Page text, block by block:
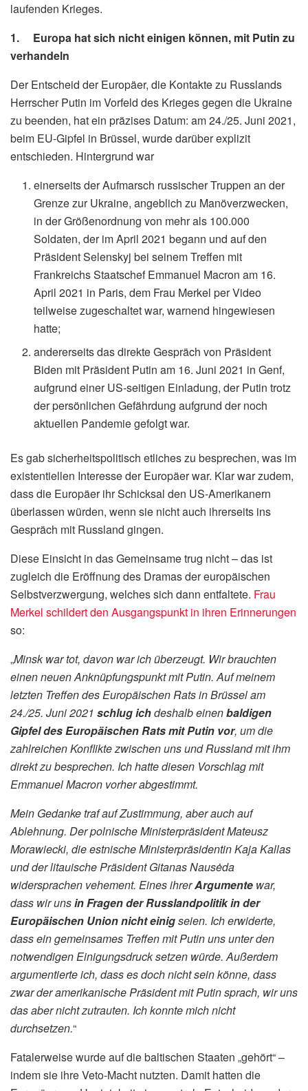
laufenden Krieges.
1. Europa hat sich nicht einigen können, mit Putin zu
verhandeln
Der Entscheid der Europäer, die Kontakte zu Russlands
Herrscher Putin im Vorfeld des Krieges gegen die Ukraine
zu beenden, hat ein präzises Datum: am 24./25. Juni 2021,
beim EU-Gipfel in Brüssel, wurde darüber explizit
entschieden. Hintergrund war
einerseits der Aufmarsch russischer Truppen an der
Grenze zur Ukraine, angeblich zu Manöverzwecken,
in der Größenordnung von mehr als 100.000
Soldaten, der im April 2021 begann und auf den
Präsident Selenskyj bei seinem Treffen mit
Frankreichs Staatschef Emmanuel Macron am 16.
April 2021 in Paris, dem Frau Merkel per Video
teilweise zugeschaltet war, warnend hingewiesen
hatte;
andererseits das direkte Gespräch von Präsident
Biden mit Präsident Putin am 16. Juni 2021 in Genf,
aufgrund einer US-seitigen Einladung, der Putin trotz
der persönlichen Gefährdung aufgrund der noch
aktuellen Pandemie gefolgt war.
Es gab sicherheitspolitisch etliches zu besprechen, was im
existentiellen Interesse der Europäer war. Klar war zudem,
dass die Europäer ihr Schicksal den US-Amerikanern
überlassen würden, wenn sie nicht auch ihrerseits ins
Gespräch mit Russland gingen.
Diese Einsicht in das Gemeinsame trug nicht – das ist
zugleich die Eröffnung des Dramas der europäischen
Selbstverzwergung, welches sich dann entfaltete. Frau
Merkel schildert den Ausgangspunkt in ihren Erinnerungen
so:
„Minsk war tot, davon war ich überzeugt. Wir brauchten
einen neuen Anknüpfungspunkt mit Putin. Auf meinem
letzten Treffen des Europäischen Rats in Brüssel am
24./25. Juni 2021 schlug ichdeshalb einenbaldigen
Gipfel des Europäischen Rats mit Putin vor, um die
zahlreichen Konflikte zwischen uns und Russland mit ihm
direkt zu besprechen. Ich hatte diesen Vorschlag mit
Emmanuel Macron vorher abgestimmt.
Mein Gedanke traf auf Zustimmung, aber auch auf
Ablehnung. Der polnische Ministerpräsident Mateusz
Morawiecki, die estnische Ministerpräsidentin Kaja Kallas
und der litauische Präsident Gitanas Nausėda
widersprachen vehement. Eines ihrerArgumente war,
dass wir unsin Fragen der Russlandpolitik in der
Europäischen Union nicht einigseien. Ich erwiderte,
dass ein gemeinsames Treffen mit Putin uns unter den
notwendigen Einigungsdruck setzen würde. Außerdem
argumentierte ich, dass es doch nicht sein könne, dass
zwar der amerikanische Präsident mit Putin sprach, wir uns
das aber nicht zutrauten. Ich konnte mich nicht
durchsetzen.“
Fatalerweise wurde auf die baltischen Staaten „gehört“ –
indem sie ihre Veto-Macht nutzten. Damit hatten die